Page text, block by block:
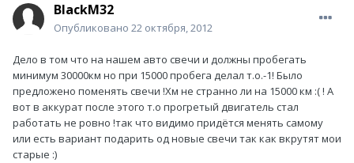
BlackM32
Опубликовано 22 октября, 2012
Дело в том что на нашем авто свечи и должны пробегать
минимум 30000км но при 15000 пробега делал т.о.-1! Было
предложено поменять свечи !Хм не странно ли на 15000 км :( ! А
вот в аккурат после этого т.о прогретый двигатель стал
работать не ровно !так что видимо придётся менять самому
или есть вариант подарить од новые свечи так как вкрутят мои
старые :)